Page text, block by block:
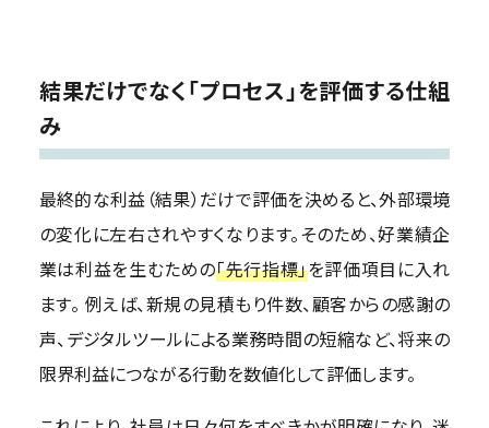
結果だけでなく「プロセス」を評価する仕組
み
最終的な利益（結果）だけで評価を決めると、外部環境
の変化に左右されやすくなります。そのため、好業績企
業は利益を生むための「先行指標」を評価項目に入れ
ます。 例えば、新規の見積もり件数、顧客からの感謝の
声、デジタルツールによる業務時間の短縮など、将来の
限界利益につながる行動を数値化して評価します。